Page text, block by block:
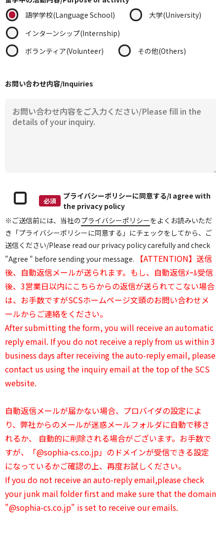
語学学校(Language School)
大学(University)
インターンシップ(Internship)
ボランティア(Volunteer)
その他(Others)
お問い合わせ内容/Inquiries
必須
プライバシーポリシーに同意する/I agree with
the privacy policy
※ご送信前には、当社のプライバシーポリシーをよくお読みいただ
き「プライバシーポリシーに同意する」にチェックをしてから、ご
送信ください/Please read our privacy policy carefully and check
"Agree " before sending your message.
【ATTENTION】送信
後、自動返信メールが送られます。もし、自動返信ﾒｰﾙ受信
後、3営業日以内にこちらからの返信が送られてこない場合
は、お手数ですがSCSホームページ文頭のお問い合わせメ
ールからご連絡をください。
After submitting the form, you will receive an automatic
reply email. If you do not receive a reply from us within 3
business days after receiving the auto-reply email, please
contact us using the inquiry email at the top of the SCS
website.
自動返信メールが届かない場合、プロバイダの設定によ
り、弊社からのメールが迷惑メールフォルダに自動で移さ
れるか、 自動的に削除される場合がございます。お手数で
すが、「@sophia-cs.co.jp」のドメインが受信できる設定
になっているかご確認の上、再度お試しください。
If you do not receive an auto-reply email,please check
your junk mail folder first and make sure that the domain
"@sophia-cs.co.jp" is set to receive our emails.